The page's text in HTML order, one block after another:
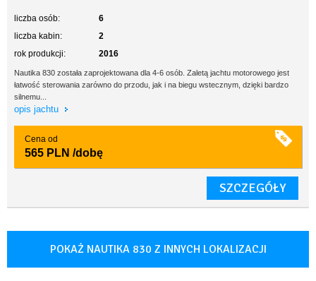
liczba osób:
6
liczba kabin:
2
rok produkcji:
2016
Nautika 830 została zaprojektowana dla 4-6 osób. Zaletą jachtu motorowego jest
łatwość sterowania zarówno do przodu, jak i na biegu wstecznym, dzięki bardzo
silnemu...
opis jachtu
Cena od
565 PLN /dobę
SZCZEGÓŁY
POKAŻ NAUTIKA 830 Z INNYCH LOKALIZACJI